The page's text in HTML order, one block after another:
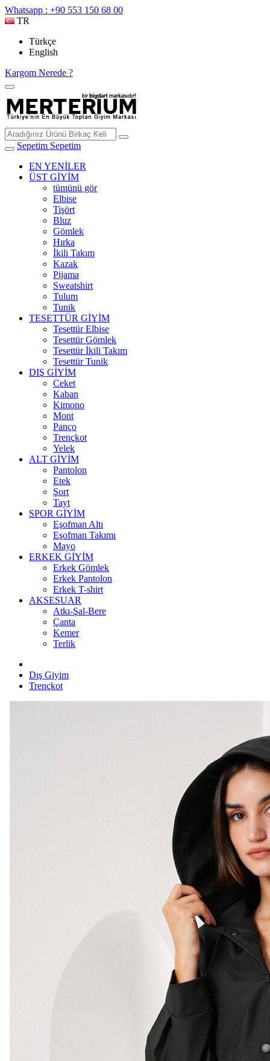
Whatsapp : +90 553 150 68 00
TR
Türkçe
English
Kargom Nerede ?
Sepetim Sepetim
EN YENİLER
ÜST GİYİM
tümünü gör
Elbise
Tişört
Bluz
Gömlek
Hırka
İkili Takım
Kazak
Pijama
Sweatshirt
Tulum
Tunik
TESETTÜR GİYİM
Tesettür Elbise
Tesettür Gömlek
Tesettür İkili Takım
Tesettür Tunik
DIŞ GİYİM
Ceket
Kaban
Kimono
Mont
Panço
Trençkot
Yelek
ALT GİYİM
Pantolon
Etek
Şort
Tayt
SPOR GİYİM
Eşofman Altı
Eşofman Takımı
Mayo
ERKEK GİYİM
Erkek Gömlek
Erkek Pantolon
Erkek T-shirt
AKSESUAR
Atkı-Şal-Bere
Çanta
Kemer
Terlik
Dış Giyim
Trençkot